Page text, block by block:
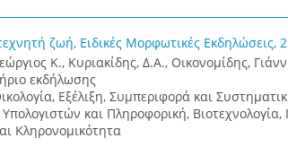
ζωή, Ειδικές Μορφωτικές Εκδηλώσεις,
K., Κυριακίδης, Δ.Α., Οικονομίδης,
εκδήλωσης
Εξέλιξη, Συμπεριφορά και
και Πληροφορική, Βιοτεχνολογία,
Κληρονομικότητα